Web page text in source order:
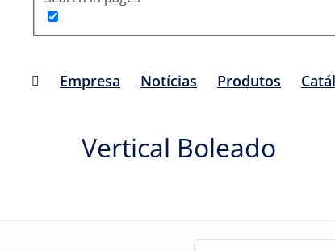
Empresa Notícias Produtos
Vertical Boleado